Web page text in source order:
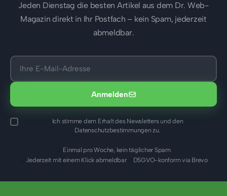
Jeden Dienstag die besten Artikel aus dem Dr. Web-
Magazin direkt in Ihr Postfach – kein Spam, jederzeit
abmeldbar.
Anmelden
Ich stimme dem Erhalt des Newsletters und den
Datenschutzbestimmungen zu.
Einmal pro Woche, kein täglicher Spam
Jederzeit mit einem Klick abmeldbar
DSGVO-konform via Brevo